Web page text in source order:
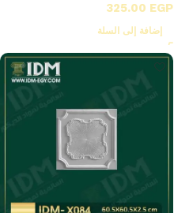
325.00 EGP
إضافة إلى السلة